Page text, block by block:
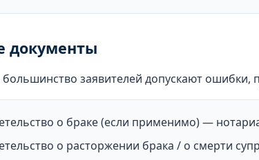
документы
заявителей допускают ошибки,
о браке (если применимо) —
о расторжении брака / о смерти